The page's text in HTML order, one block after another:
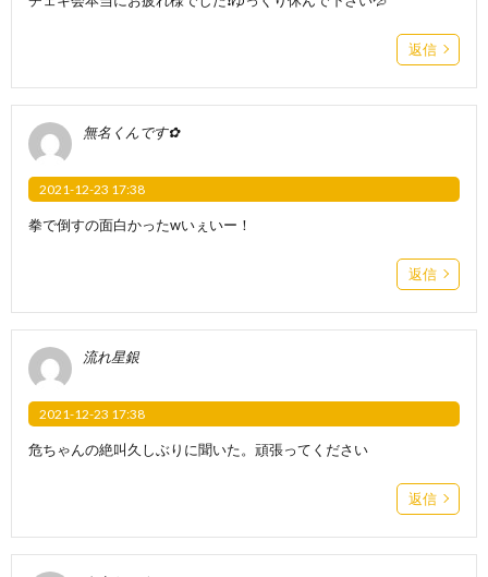
返信
無名くんです✿
2021-12-23 17:38
拳で倒すの面白かったwいぇいー！
返信
流れ星銀
2021-12-23 17:38
危ちゃんの絶叫久しぶりに聞いた。頑張ってください
返信